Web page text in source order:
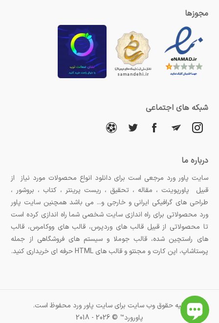
مجوزها
شبکه های اجتماعی
درباره ما
سایت پاور ورد مرجعی است برای دانلود انواع محصولات مورد نیاز از
قبیل پاورپوینت ، مقاله ، تحقیق ، ریست پرینتر ، کتاب ، بروشور ،
طراحی های گرافیکی ایرانی و خارجی و... می باشد همچنین سایت پاور
ورد محصولاتی برای راه اندازی سایت شخصی شما راه اندازی کرده است
تا محصولاتی از قبیل قالب های وردپرس، قالب های ووکامرس، قالب
های راستچین شده، قالب جوملا و سیستم های فروشگاهی از جمله
پرستاشاپ، اپن کارت و مجنتو و قالب های HTML حرفه ای خریداری کنید.
کلیه حقوق وب سایت برای سایت پاور ورد محفوظ است.
پاورورد™ © 2026 - 2018